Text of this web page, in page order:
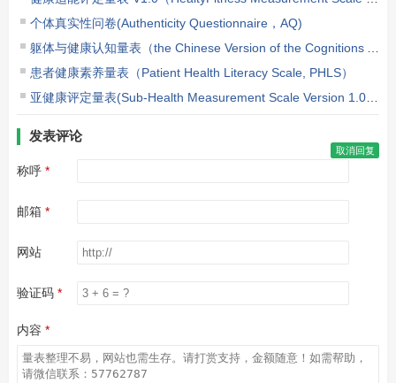
个体真实性问卷(Authenticity Questionnaire，AQ)
患者健康素养量表（Patient Health Literacy Scale, PHLS）
亚健康评定量表(Sub-Health Measurement Scale Version 1.0，SHMS V1.0)
取消回复
发表评论
称呼
邮箱
网站
验证码
内容